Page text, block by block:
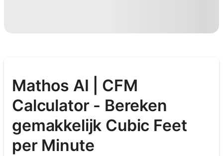
Mathos AI | CFM
Calculator - Bereken
gemakkelijk Cubic Feet
per Minute